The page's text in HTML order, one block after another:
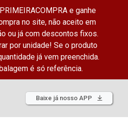
e ganhe
no site, não aceito em
ou já com descontos fixos.
por unidade! Se o produto
já vem preenchida.
é só referência.
Baixe já nosso APP